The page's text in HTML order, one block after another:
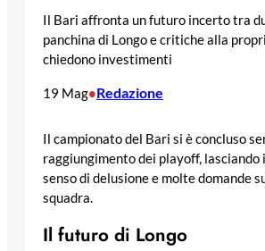
Il Bari affronta un futuro incerto tra
panchina di Longo e critiche alla
chiedono investimenti
19 Mag•Redazione
Il campionato del Bari si è concluso
raggiungimento dei playoff, lasciando
senso di delusione e molte domande
squadra.
Il futuro di Longo